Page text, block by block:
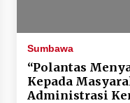
Sumbawa
“Polantas
Kepada
Administrasi